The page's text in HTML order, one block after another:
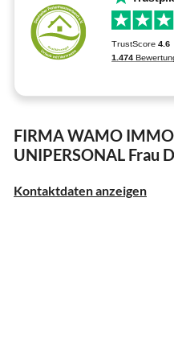
FIRMA WAMO IMMO
UNIPERSONAL Frau
Kontaktdaten anzeigen